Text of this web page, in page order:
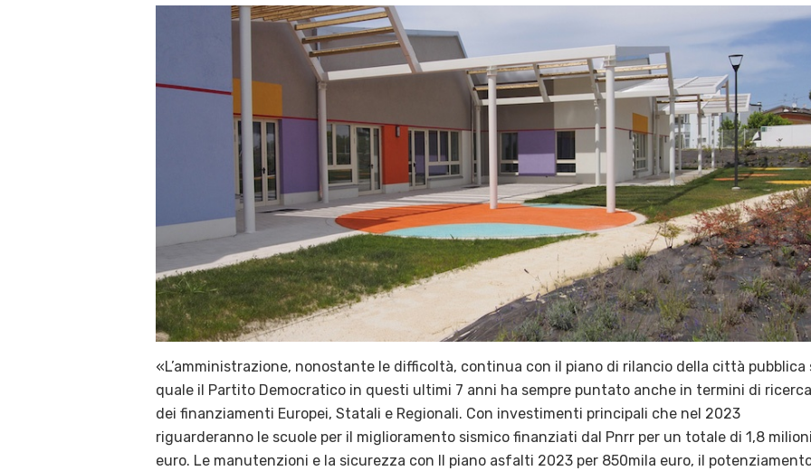
«L’amministrazione, nonostante le difficoltà, continua con il piano di rilancio della città pubblica
quale il Partito Democratico in questi ultimi 7 anni ha sempre puntato anche in termini di ricerca
dei finanziamenti Europei, Statali e Regionali. Con investimenti principali che nel 2023
riguarderanno le scuole per il miglioramento sismico finanziati dal Pnrr per un totale di 1,8
euro. Le manutenzioni e la sicurezza con Il piano asfalti 2023 per 850mila euro, il